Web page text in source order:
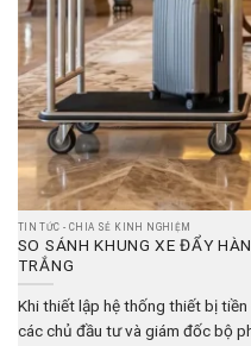
TIN TỨC - CHIA SẺ KINH NGHIỆM
SO SÁNH KHUNG XE ĐẨY
TRẮNG
Khi thiết lập hệ thống thiết bị
các chủ đầu tư và giám đốc bộ